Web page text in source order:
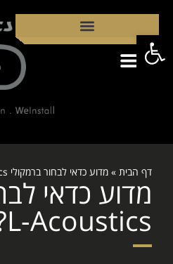
פתח סרגל נגישות
דף הבית » מדוע כדאי לבחור ברמקולי L-Acoustics?
מדוע כדאי
L-Acoustics?